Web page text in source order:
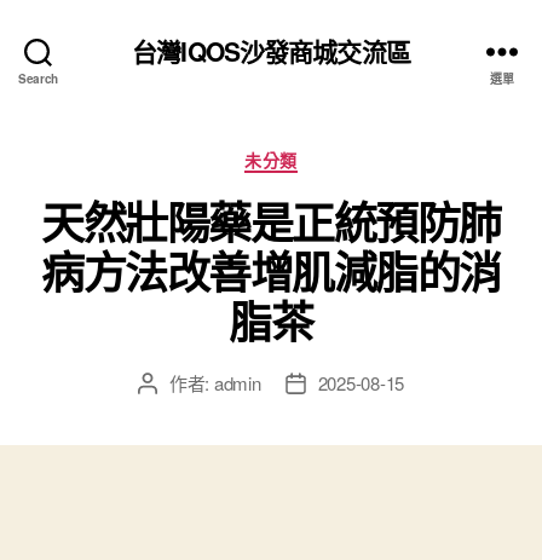
Search
台灣IQOS沙發商城交流區
選單
分
類
未分類
天然壯陽藥是正統預防肺
病方法改善增肌減脂的消
脂茶
文 作者: admin
文 2025-08-15